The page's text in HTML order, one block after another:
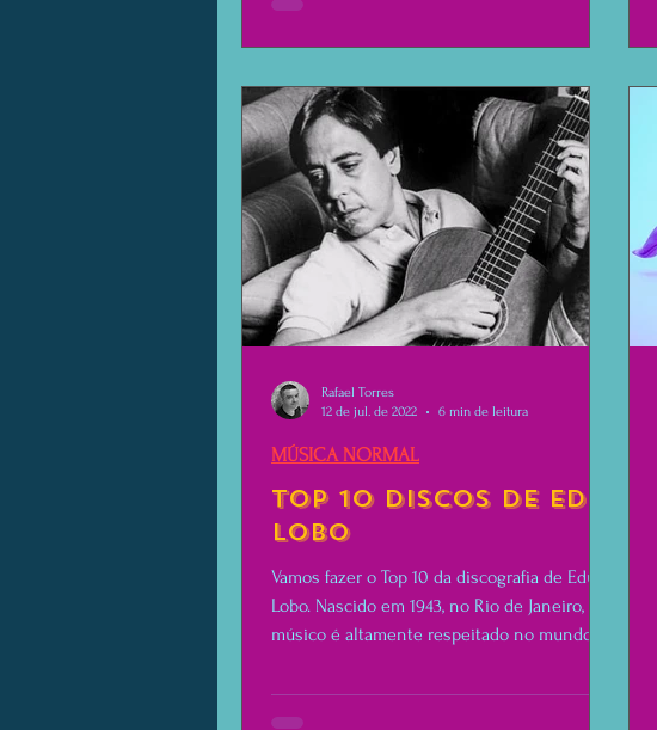
hora começou um temporal em São Paulo.
o rapaz, mano? Agenor se aproximou e
cumprimentou os seguranças, que pareciam
felizes em vê-lo. Ney estava confuso, mas
não tinha mais medo. Os homens estavam
rindo.
Top 10 Discos de Edu
Lobo
Vamos fazer o Top 10 da discografia de Edu
Lobo. Nascido em 1943, no Rio de Janeiro, o
músico é altamente respeitado no mundo
MÚSICA NORMAL
Rafael Torres
12 de jul. de 2022
6 min de leitura